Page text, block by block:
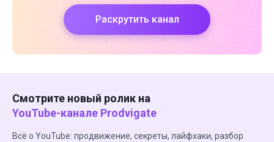
Раскрутить канал
Смотрите новый ролик на
YouTube-канале Prodvigate
Всё о YouTube: продвижение, секреты, лайфхаки, разбор